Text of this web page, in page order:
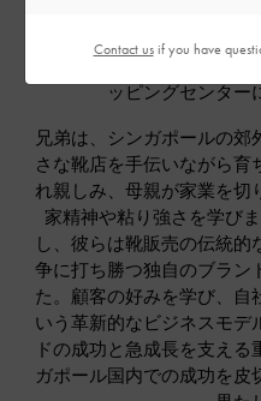
を解き放つことを目指す
ドです。最初の店舗は、
ッピングセンター
兄弟は、シンガポールの
さな靴店を手伝いながら
れ親しみ、母親が家業を切
家精神や粘り強さを学び
し、彼らは靴販売の伝統
争に打ち勝つ独自のブラン
た。顧客の好みを学び、自
いう革新的なビジネスモデ
ドの成功と急成長を支え
ガポール国内での成功を皮
Contact usif you have